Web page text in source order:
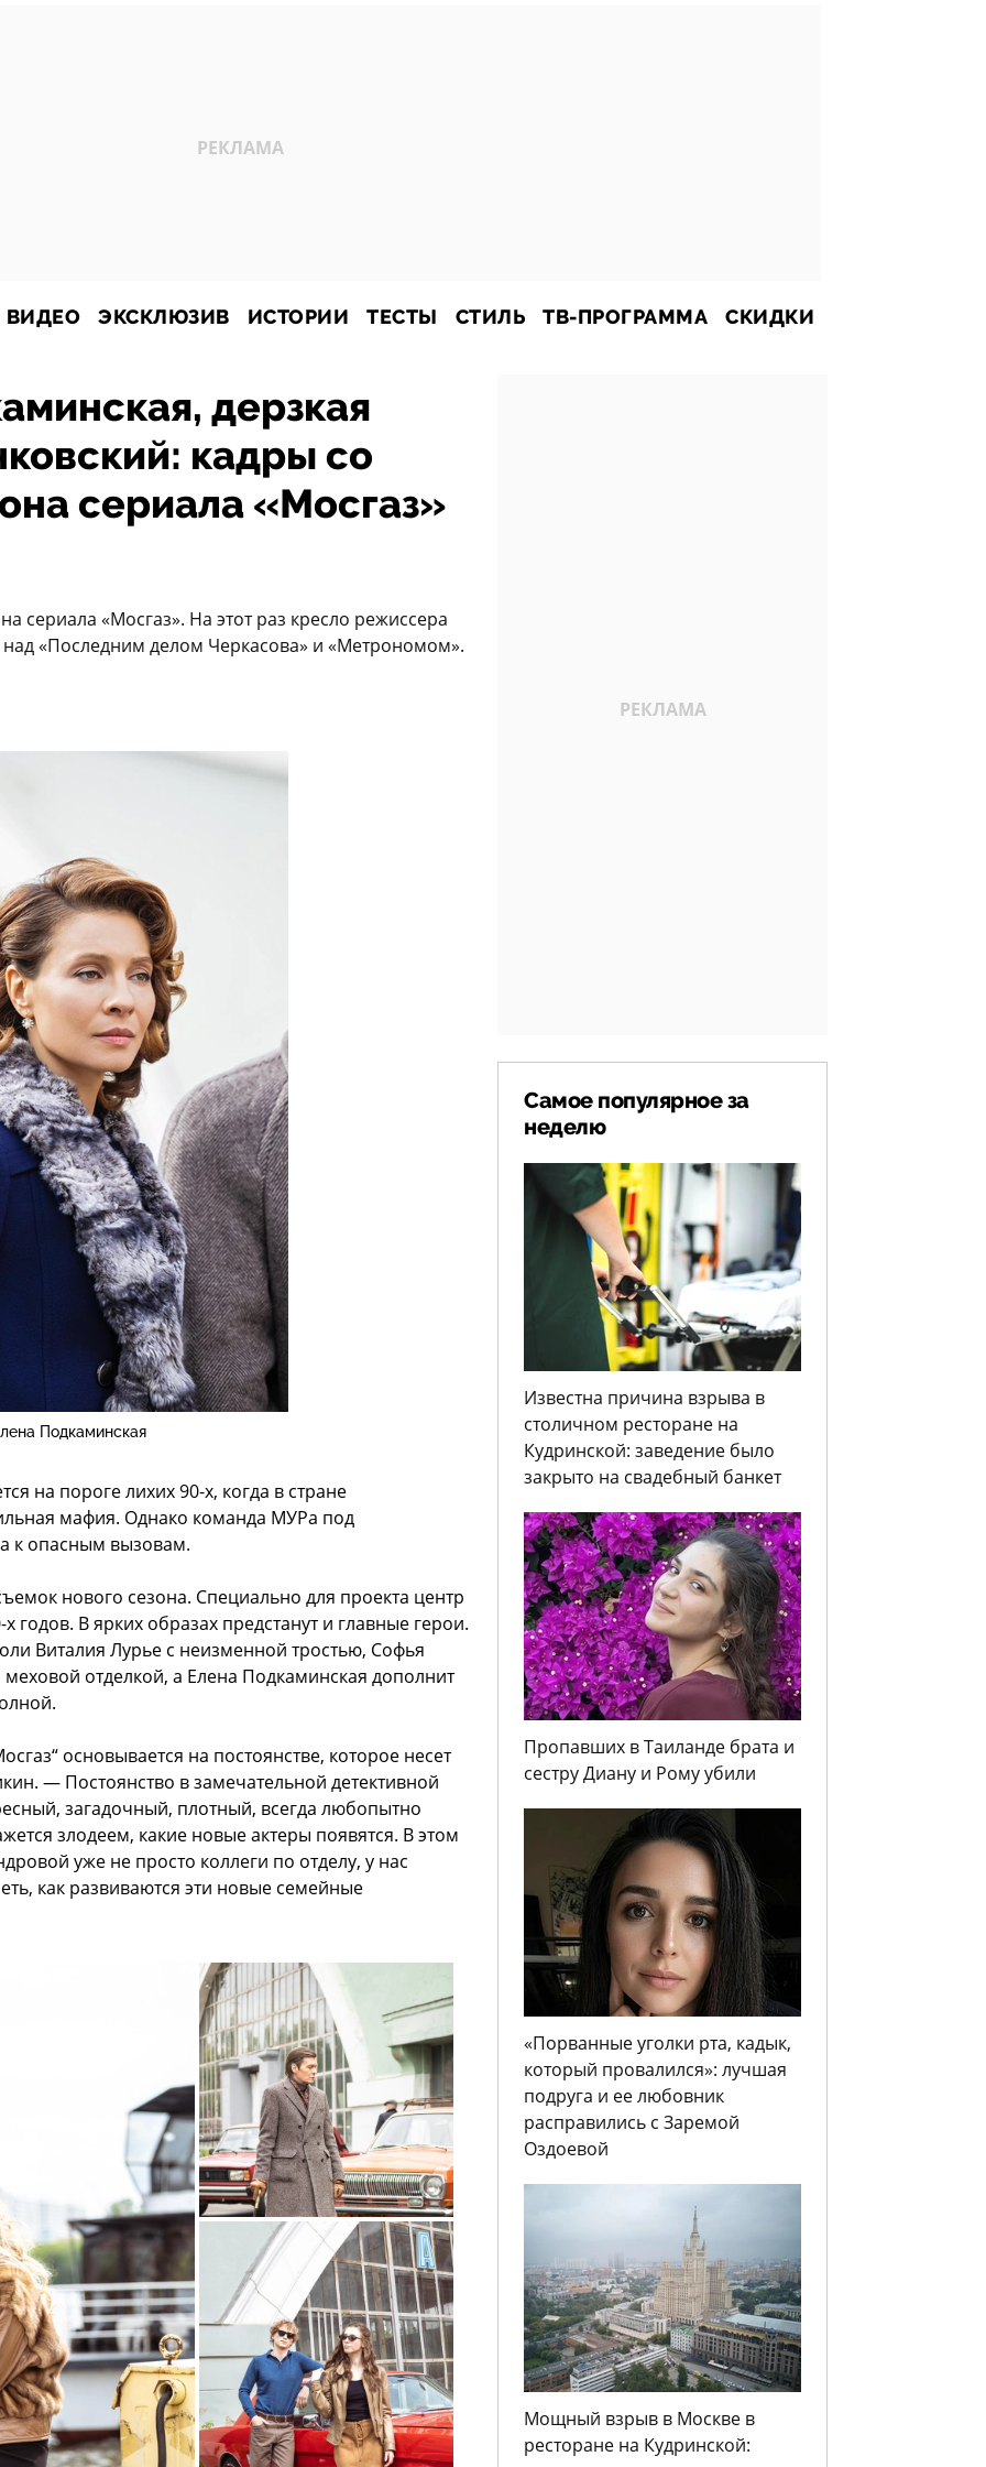
ВИДЕО ЭКСКЛЮЗИВ ИСТОРИИ ТЕСТЫ СТИЛЬ ТВ-ПРОГРАММА СКИДКИ
дерзкая
кадры со
сериала «Мосгаз»
сериала «Мосгаз». На этот раз кресло режиссера
«Последним делом Черкасова» и «Метрономом».
Подкаминская
на пороге лихих 90-х, когда в стране
мафия. Однако команда МУРа под
к опасным вызовам.
нового сезона. Специально для проекта центр
годов. В ярких образах предстанут и главные герои.
Виталия Лурье с неизменной тростью, Софья
отделкой, а Елена Подкаминская дополнит
основывается на постоянстве, которое несет
— Постоянство в замечательной детективной
загадочный, плотный, всегда любопытно
злодеем, какие новые актеры появятся. В этом
уже не просто коллеги по отделу, у нас
как развиваются эти новые семейные
Самое популярное за
неделю
Известна причина взрыва в
столичном ресторане на
Кудринской: заведение было
закрыто на свадебный банкет
Пропавших в Таиланде брата и
сестру Диану и Рому убили
«Порванные уголки рта, кадык,
который провалился»: лучшая
подруга и ее любовник
расправились с Заремой
Оздоевой
Мощный взрыв в Москве в
ресторане на Кудринской: